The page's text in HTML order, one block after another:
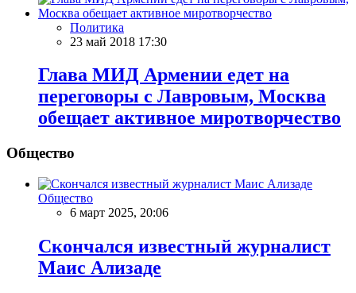
Политика
23 май 2018 17:30
Глава МИД Армении едет на
переговоры с Лавровым, Москва
обещает активное миротворчество
Общество
Общество
6 март 2025, 20:06
Скончался известный журналист
Маис Ализаде